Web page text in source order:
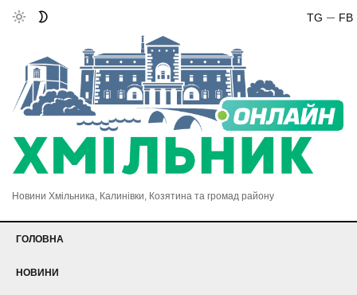
FB
TG
Новини Хмільника, Калинівки, Козятина та громад району
ГОЛОВНА
НОВИНИ